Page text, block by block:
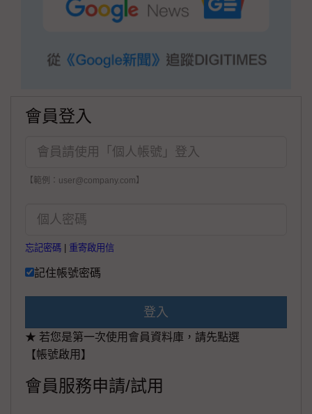
會員登入
【範例：user@company.com】
忘記密碼 重寄啟用信
記住帳號密碼
登入
★ 若您是第一次使用會員資料庫，請先點選
【帳號啟用】
會員服務申請/試用